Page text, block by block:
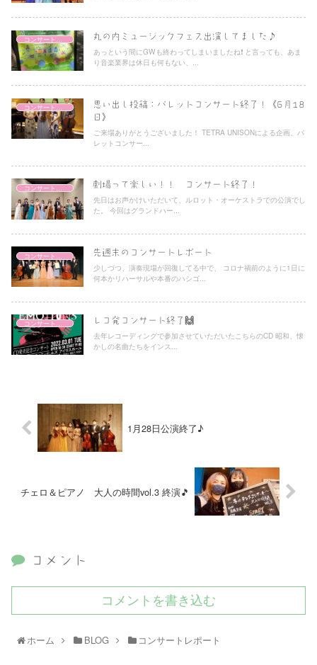
コンサートレポート 丸の内ミュージックフェス出演してました♪
あっという間にGWも終わってしまいましたね❗️ と言っても、あま
り音楽業界は休日も何もない、...
コンサートレポート
思い出し投稿：パレットコンサート終了！《6月18
日》
ご来場ありがとうございました！ TETRA UNISONによる企画、パ
レットコンサー...
コンサートレポート 劇場って楽しい！！ コンサート終了！
先日はお声かけいただいて、ルロット・オーケストラでの公演でし
た。 今回はグランドハー...
コンサートレポート 先週末のコンサートレポート
少しづつ、演奏現場が回復してる中で、 コロナ禍前のように1日に
何本かリハーサルや本番のハシゴ...
コンサートレポート レコ発コンサート終了🙌
去年レコーディングで参加させていただいたこちらのCD 昭和、懐
かしの名曲たちをインス...
1月28日公演終了♪
チェロ＆ピアノ 大人の時間vol.3 終演🎵
コメント
コメントを書き込む
ホーム BLOG コンサートレポート